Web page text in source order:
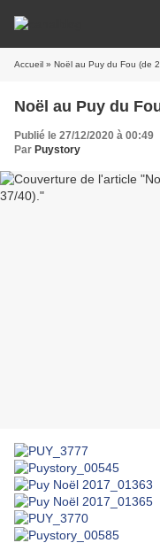
Accueil » Noël au Puy du Fou (de
Noël au Puy du
Publié le 27/12/2020 à 00:49
Par Puystory